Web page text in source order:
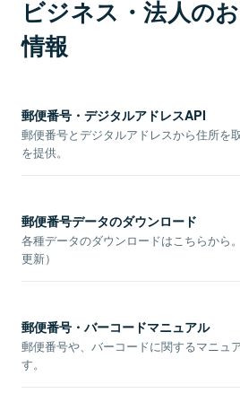
ビジネス・法人の
情報
郵便番号・デジタルアドレスAPI
郵便番号とデジタルアドレスから住所を
を提供。
郵便番号データのダウンロード
各種データのダウンロードはこちらから
更新）
郵便番号・バーコードマニュアル
郵便番号や、バーコードに関するマニュ
す。